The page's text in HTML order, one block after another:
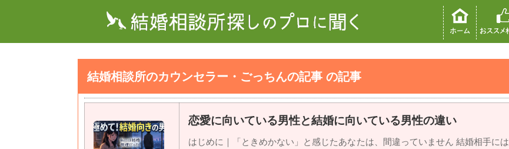
結婚相談所のカウンセラー・ごっちんの記事 の記事
恋愛に向いている男性と結婚に向いている男性の違い
はじめに｜「ときめかない」と感じたあなたは、間違っていません 結婚相手には